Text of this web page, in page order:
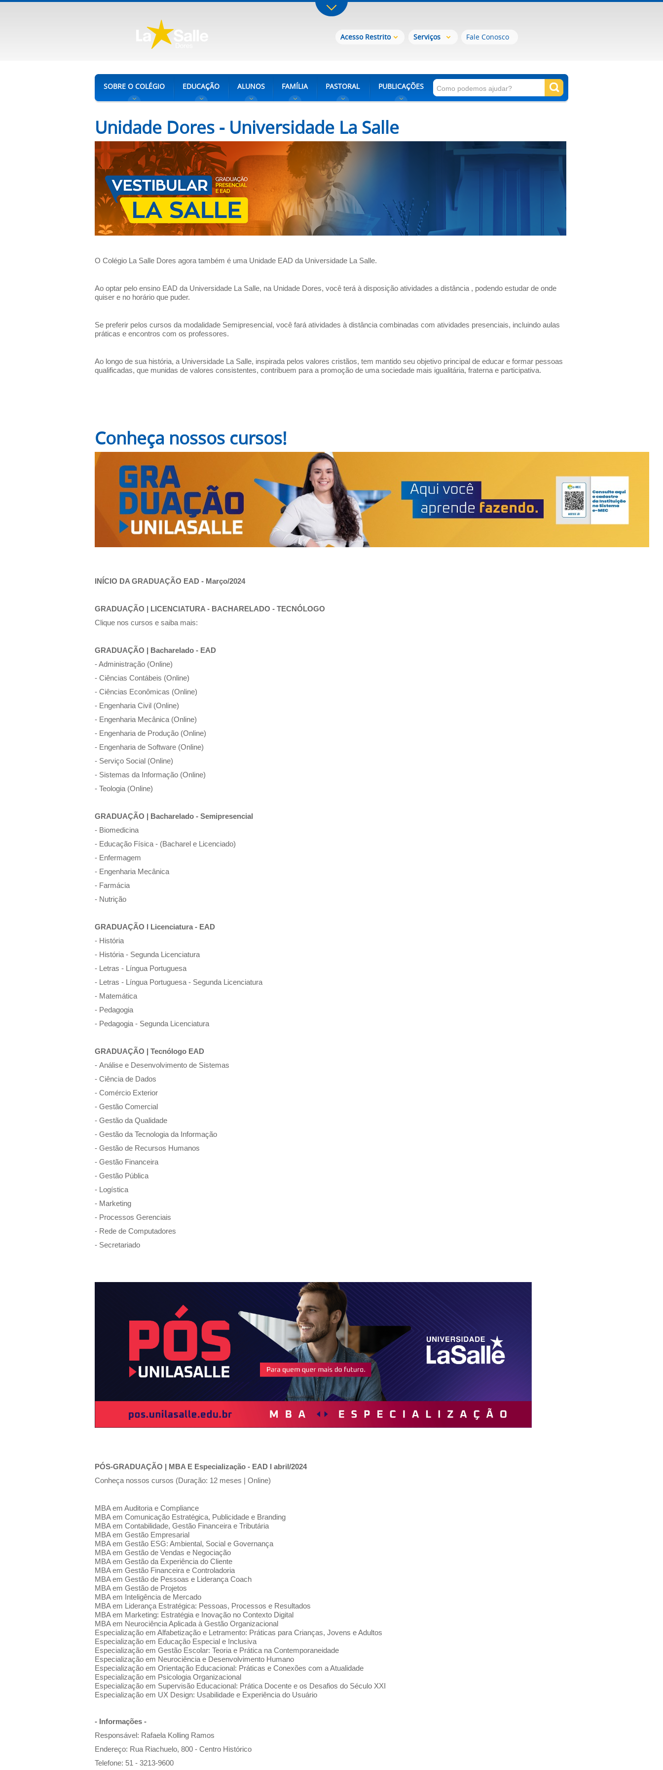
Acesso Restrito Serviços Fale Conosco
SOBRE O COLÉGIO EDUCAÇÃO ALUNOS FAMÍLIA PASTORAL PUBLICAÇÕES
Unidade Dores - Universidade La Salle
O Colégio La Salle Dores agora também é uma Unidade EAD da Universidade La Salle.
Ao optar pelo ensino EAD da Universidade La Salle, na Unidade Dores, você terá à disposição atividades a distância , podendo estudar de onde
quiser e no horário que puder.
Se preferir pelos cursos da modalidade Semipresencial, você fará atividades à distância combinadas com atividades presenciais, incluindo aulas
práticas e encontros com os professores.
Ao longo de sua história, a Universidade La Salle, inspirada pelos valores cristãos, tem mantido seu objetivo principal de educar e formar pessoas
qualificadas, que munidas de valores consistentes, contribuem para a promoção de uma sociedade mais igualitária, fraterna e participativa.
Conheça nossos cursos!
INÍCIO DA GRADUAÇÃO EAD - Março/2024
GRADUAÇÃO | LICENCIATURA - BACHARELADO - TECNÓLOGO
Clique nos cursos e saiba mais:
GRADUAÇÃO | Bacharelado - EAD
-Administração (Online)
- Ciências Contábeis (Online)
- Ciências Econômicas (Online)
- Engenharia Civil (Online)
- Engenharia Mecânica (Online)
- Engenharia de Produção (Online)
- Engenharia de Software (Online)
- Serviço Social (Online)
- Sistemas da Informação (Online)
- Teologia (Online)
GRADUAÇÃO | Bacharelado - Semipresencial
- Biomedicina
- Educação Física - (Bacharel e Licenciado)
- Enfermagem
- Engenharia Mecânica
- Farmácia
- Nutrição
GRADUAÇÃO l Licenciatura - EAD
- História
- História - Segunda Licenciatura
- Letras - Língua Portuguesa
- Letras - Língua Portuguesa - Segunda Licenciatura
- Matemática
- Pedagogia
- Pedagogia - Segunda Licenciatura
GRADUAÇÃO | Tecnólogo EAD
- Análise e Desenvolvimento de Sistemas
- Ciência de Dados
- Comércio Exterior
- Gestão Comercial
- Gestão da Qualidade
- Gestão da Tecnologia da Informação
- Gestão de Recursos Humanos
- Gestão Financeira
- Gestão Pública
- Logística
- Marketing
- Processos Gerenciais
- Rede de Computadores
- Secretariado
PÓS-GRADUAÇÃO | MBA E Especialização - EAD l abril/2024
Conheça nossos cursos (Duração: 12 meses | Online)
MBA em Auditoria e Compliance
MBA em Comunicação Estratégica, Publicidade e Branding
MBA em Contabilidade, Gestão Financeira e Tributária
MBA em Gestão Empresarial
MBA em Gestão ESG: Ambiental, Social e Governança
MBA em Gestão de Vendas e Negociação
MBA em Gestão da Experiência do Cliente
MBA em Gestão Financeira e Controladoria
MBA em Gestão de Pessoas e Liderança Coach
MBA em Gestão de Projetos
MBA em Inteligência de Mercado
MBA em Liderança Estratégica: Pessoas, Processos e Resultados
MBA em Marketing: Estratégia e Inovação no Contexto Digital
MBA em Neurociência Aplicada à Gestão Organizacional
Especialização em Alfabetização e Letramento: Práticas para Crianças, Jovens e Adultos
Especialização em Educação Especial e Inclusiva
Especialização em Gestão Escolar: Teoria e Prática na Contemporaneidade
Especialização em Neurociência e Desenvolvimento Humano
Especialização em Orientação Educacional: Práticas e Conexões com a Atualidade
Especialização em Psicologia Organizacional
Especialização em Supervisão Educacional: Prática Docente e os Desafios do Século XXI
Especialização em UX Design: Usabilidade e Experiência do Usuário
- Informações -
Responsável: Rafaela Kolling Ramos
Endereço: Rua Riachuelo, 800 - Centro Histórico
Telefone: 51 - 3213-9600